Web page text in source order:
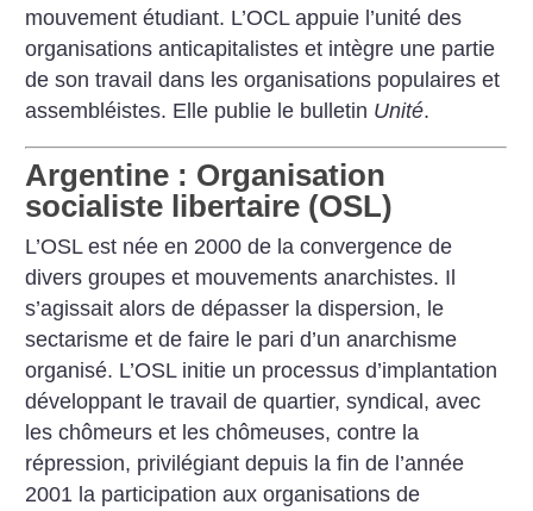
mouvement étudiant. L’OCL appuie l’unité des
organisations anticapitalistes et intègre une partie
de son travail dans les organisations populaires et
assembléistes. Elle publie le bulletin Unité.
Argentine : Organisation
socialiste libertaire (OSL)
L’OSL est née en 2000 de la convergence de
divers groupes et mouvements anarchistes. Il
s’agissait alors de dépasser la dispersion, le
sectarisme et de faire le pari d’un anarchisme
organisé. L’OSL initie un processus d’implantation
développant le travail de quartier, syndical, avec
les chômeurs et les chômeuses, contre la
répression, privilégiant depuis la fin de l’année
2001 la participation aux organisations de